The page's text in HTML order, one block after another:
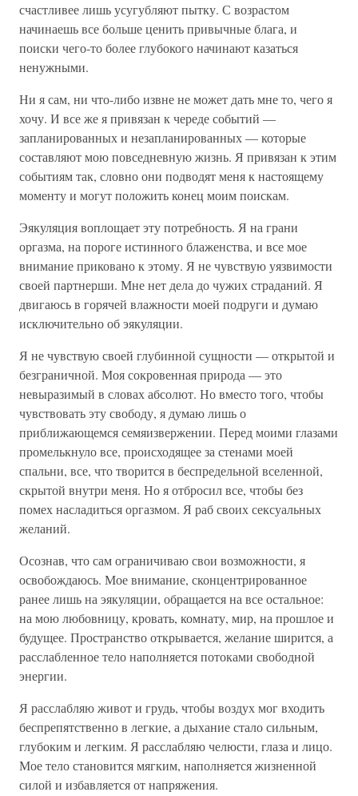
счастливее лишь усугубляют пытку. С возрастом
начинаешь все больше ценить привычные блага, и
поиски чего-то более глубокого начинают казаться
ненужными.
Ни я сам, ни что-либо извне не может дать мне то, чего я
хочу. И все же я привязан к череде событий —
запланированных и незапланированных — которые
составляют мою повседневную жизнь. Я привязан к этим
событиям так, словно они подводят меня к настоящему
моменту и могут положить конец моим поискам.
Эякуляция воплощает эту потребность. Я на грани
оргазма, на пороге истинного блаженства, и все мое
внимание приковано к этому. Я не чувствую уязвимости
своей партнерши. Мне нет дела до чужих страданий. Я
двигаюсь в горячей влажности моей подруги и думаю
исключительно об эякуляции.
Я не чувствую своей глубинной сущности — открытой и
безграничной. Моя сокровенная природа — это
невыразимый в словах абсолют. Но вместо того, чтобы
чувствовать эту свободу, я думаю лишь о
приближающемся семяизвержении. Перед моими глазами
промелькнуло все, происходящее за стенами моей
спальни, все, что творится в беспредельной вселенной,
скрытой внутри меня. Но я отбросил все, чтобы без
помех насладиться оргазмом. Я раб своих сексуальных
желаний.
Осознав, что сам ограничиваю свои возможности, я
освобождаюсь. Мое внимание, сконцентрированное
ранее лишь на эякуляции, обращается на все остальное:
на мою любовницу, кровать, комнату, мир, на прошлое и
будущее. Пространство открывается, желание ширится, а
расслабленное тело наполняется потоками свободной
энергии.
Я расслабляю живот и грудь, чтобы воздух мог входить
беспрепятственно в легкие, а дыхание стало сильным,
глубоким и легким. Я расслабляю челюсти, глаза и лицо.
Мое тело становится мягким, наполняется жизненной
силой и избавляется от напряжения.